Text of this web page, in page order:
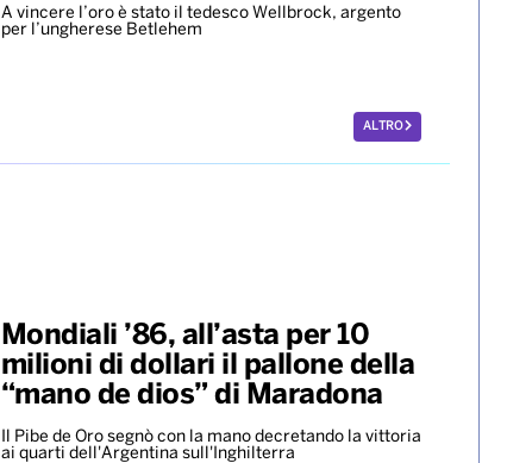
A vincere l’oro è stato il tedesco Wellbrock, argento
per l’ungherese Betlehem
ALTRO
Mondiali ’86, all’asta per 10
milioni di dollari il pallone della
“mano de dios” di Maradona
Il Pibe de Oro segnò con la mano decretando la vittoria
ai quarti dell'Argentina sull'Inghilterra